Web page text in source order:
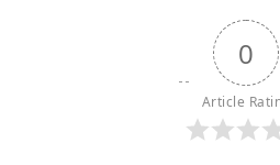
0
Article